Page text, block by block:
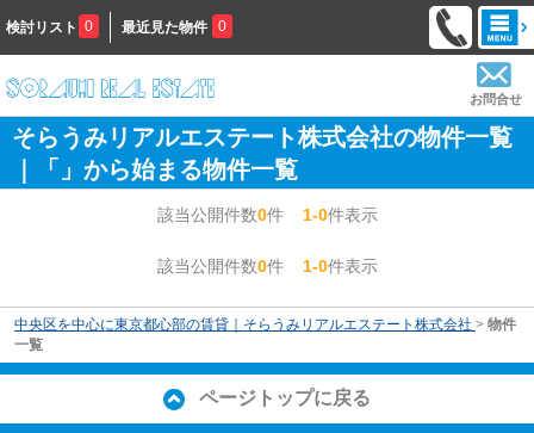
検討リスト 0 最近見た物件 0
お問合せ
そらうみリアルエステート株式会社の物件一覧
｜「」から始まる物件一覧
該当公開件数0件1-0件表示
該当公開件数0件1-0件表示
中央区を中心に東京都心部の賃貸｜そらうみリアルエステート株式会社 > 物件
一覧
ページトップに戻る